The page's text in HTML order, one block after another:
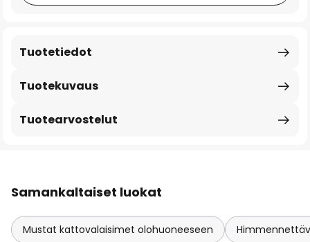
Tuotekuvaus
Tuotetiedot
Tuotearvostelut
Samankaltaiset luokat
Mustat kattovalaisimet olohuoneeseen